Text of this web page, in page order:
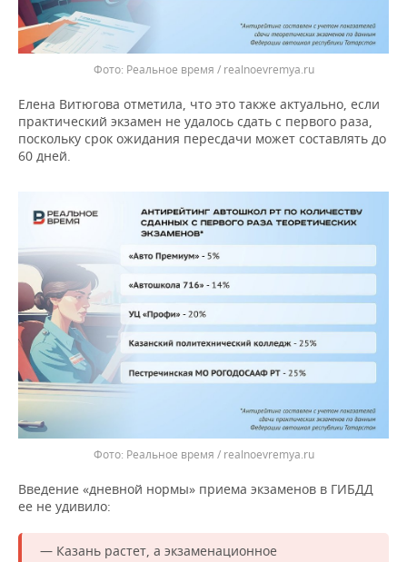
Реальное время / realnoevremya.ru
Елена Витюгова отметила, что это также актуально, если
практический экзамен не удалось сдать с первого раза,
поскольку срок ожидания пересдачи может составлять до
60 дней.
Реальное время / realnoevremya.ru
Введение «дневной нормы» приема экзаменов в ГИБДД
ее не удивило:
— Казань растет, а экзаменационное